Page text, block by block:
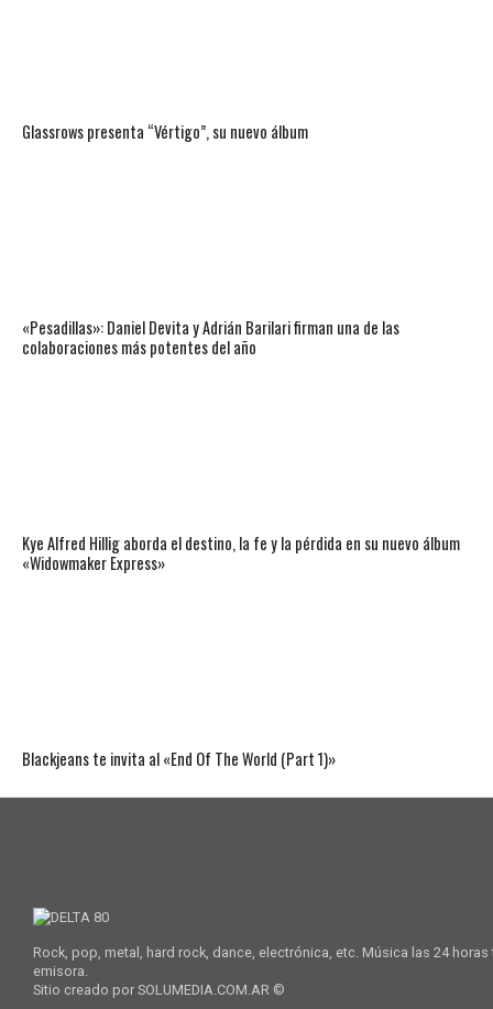
Glassrows presenta “Vértigo”, su nuevo álbum
«Pesadillas»: Daniel Devita y Adrián Barilari firman una de las
colaboraciones más potentes del año
Kye Alfred Hillig aborda el destino, la fe y la pérdida en su nuevo álbum
«Widowmaker Express»
Blackjeans te invita al «End Of The World (Part 1)»
Rock, pop, metal, hard rock, dance, electrónica, etc. Música las 24
emisora.
Sitio creado por SOLUMEDIA.COM.AR ©